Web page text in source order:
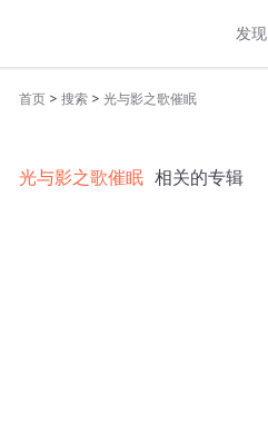
发现
首页 > 搜索 > 光与影之歌催眠
光与影之歌催眠 相关的专辑